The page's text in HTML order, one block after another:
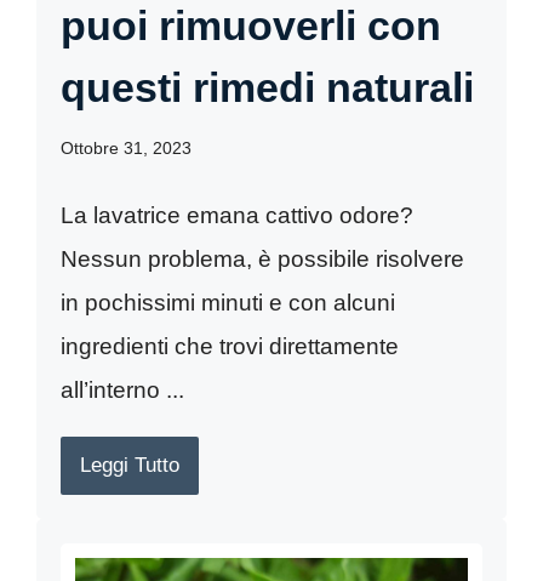
puoi rimuoverli con
questi rimedi naturali
Ottobre 31, 2023
La lavatrice emana cattivo odore?
Nessun problema, è possibile risolvere
in pochissimi minuti e con alcuni
ingredienti che trovi direttamente
all’interno ...
Leggi Tutto